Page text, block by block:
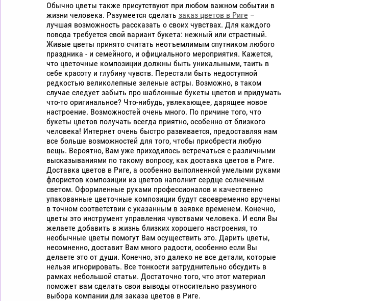
Обычно цветы также присутствуют при любом важном событии в
жизни человека. Разумеется сделать заказ цветов в Риге –
лучшая возможность рассказать о своих чувствах. Для каждого
повода требуется свой вариант букета: нежный или страстный.
Живые цветы принято считать неотъемлимым спутником любого
праздника - и семейного, и официального мероприятия. Кажется,
что цветочные композиции должны быть уникальными, таить в
себе красоту и глубину чувств. Перестали быть недоступной
редкостью великолепные зеленые астры. Возможно, в таком
случае следует забыть про шаблонные букеты цветов и придумать
что-то оригинальное? Что-нибудь, увлекающее, дарящее новое
настроение. Возможностей очень много. По причине того, что
букеты цветов получать всегда приятно, особенно от близкого
человека! Интернет очень быстро развивается, предоставляя нам
все больше возможностей для того, чтобы приобрести любую
вещь. Вероятно, Вам уже приходилось встречаться с различными
высказываниями по такому вопросу, как доставка цветов в Риге.
Доставка цветов в Риге, а особенно выполненной умелыми руками
флористов композиции из цветов наполнит сердце солнечным
светом. Оформленные руками профессионалов и качественно
упакованные цветочные композиции будут своевременно вручены
в точном соответствии с указанным в заявке временем. Конечно,
цветы это инструмент управления чувствами человека. И если Вы
желаете добавить в жизнь близких хорошего настроения, то
необычные цветы помогут Вам осуществить это. Дарить цветы,
несомненно, доставит Вам много радости, особенно если Вы
делаете это от души. Конечно, это далеко не все детали, которые
нельзя игнорировать. Все тонкости затруднительно обсудить в
рамках небольшой статьи. Достаточно того, что этот материал
поможет вам сделать свои выводы относительно разумного
выбора компании для заказа цветов в Риге.